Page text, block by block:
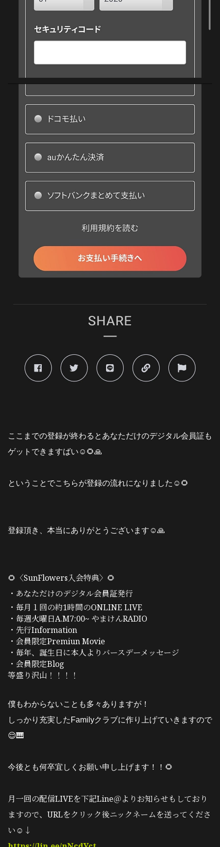
ここまでの登録が終わるとあなただけのデジタル会員証も
ゲットできますばい☺️🌻🙏
ということでこちらが登録の流れになりました☺️🌻
登録頂き、本当にありがとうございます☺️🙏
🌻〈SunFlowers入会特典〉🌻
・あなただけのデジタル会員証発行
・毎月１回の約1時間のONLINE LIVE
・毎週火曜日A.M7:00~ やまけんRADIO
・先行Information
・ 会員限定Premiun Movie
・毎年、誕生日に本人よりバースデーメッセージ
・会員限定Blog
等盛り沢山！！！！
僕もわからないことも多々ありますが！
しっかり充実したFamilyクラブに作り上げていきますので
😌🎹
今後とも何卒宜しくお願い申し上げます！！🌻
月一回の配信LIVEを下記Line＠よりお知らせもしており
ますので、URLをクリック後ニックネームを送ってくださ
い☺️↓